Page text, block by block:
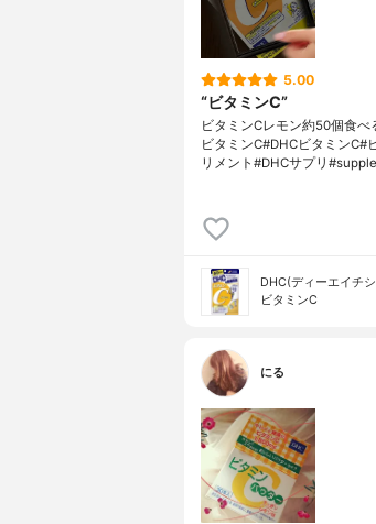
5.00
“ビタミンC”
ビタミンCレモン約50個食
ビタミンC#DHCビタミンC#
リメント#DHCサプリ
DHC(ディーエイチ
ビタミンC
にる